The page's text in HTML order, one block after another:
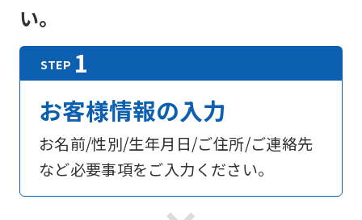
い。
お客様情報の入力
お名前/性別/生年月日/ご住所/ご連絡先
など必要事項をご入力ください。